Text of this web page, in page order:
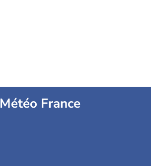
Météo France